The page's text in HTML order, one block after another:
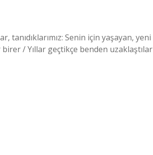
/ Yıllar geçtikçe benden uzaklaştılar